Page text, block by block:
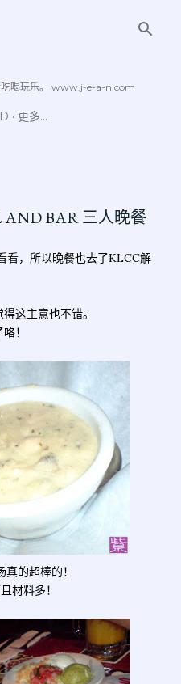
吃喝玩乐。 www.j-e-a-n.com
更多…
BAR 三人晚餐
，所以晚餐也去了KLCC解
这主意也不错。
！
的超棒的！
材料多！